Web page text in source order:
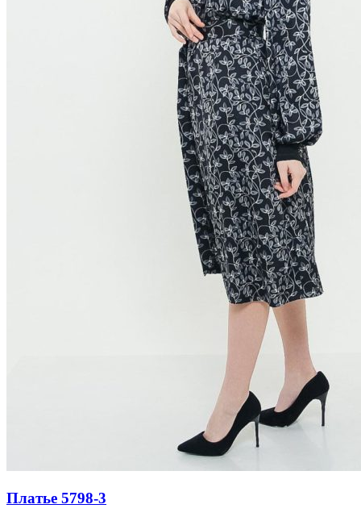
Платье 5798-3